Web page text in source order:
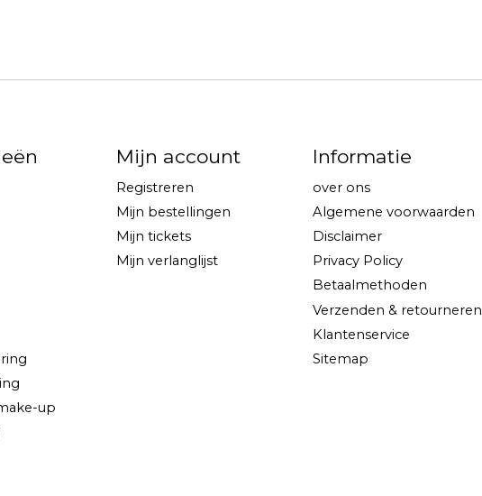
up
Mijn account
Registreren
Mijn bestellingen
Mijn tickets
Mijn verlanglijst
Informatie
over ons
Algemene voorwaarden
Disclaimer
Privacy Policy
Betaalmethoden
Verzenden & retourneren
Klantenservice
Sitemap